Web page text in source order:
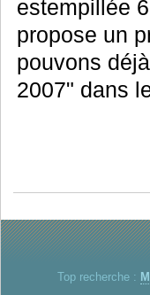
estempillée
propose un
pouvons
2007" dans
Top recherche :